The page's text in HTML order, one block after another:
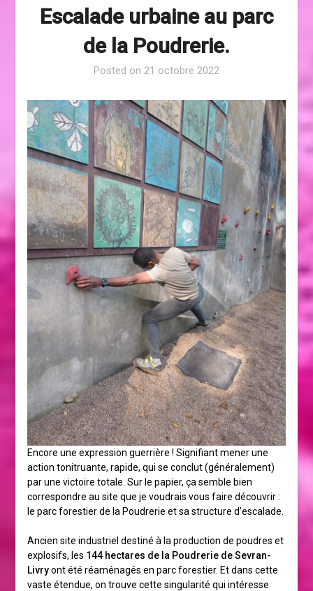
Escalade urbaine au parc
de la Poudrerie.
Posted on 21 octobre 2022
Encore une expression guerrière ! Signifiant mener une
action tonitruante, rapide, qui se conclut (généralement)
par une victoire totale. Sur le papier, ça semble bien
correspondre au site que je voudrais vous faire découvrir :
le parc forestier de la Poudrerie et sa structure d’escalade.
Ancien site industriel destiné à la production de poudres et
explosifs, les 144 hectares de la Poudrerie de Sevran-
Livryont été réaménagés en parc forestier. Et dans cette
vaste étendue, on trouve cette singularité qui intéresse